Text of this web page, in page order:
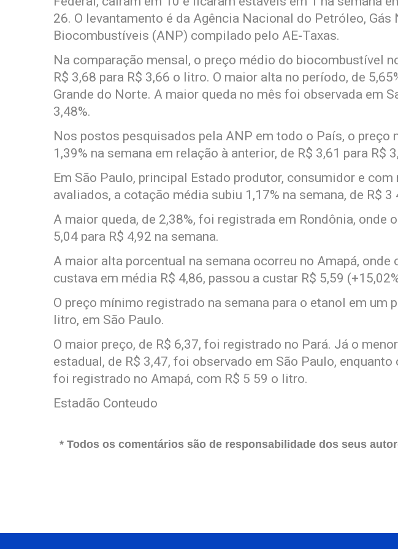
26. O levantamento é da Agência Nacional do Petróleo, Gás
Biocombustíveis (ANP) compilado pelo AE-Taxas.
Na comparação mensal, o preço médio do biocombustível
R$ 3,68 para R$ 3,66 o litro. O maior alta no período, de
Grande do Norte. A maior queda no mês foi observada em
3,48%.
Nos postos pesquisados pela ANP em todo o País, o preço
1,39% na semana em relação à anterior, de R$ 3,61 para R$
Em São Paulo, principal Estado produtor, consumidor e
avaliados, a cotação média subiu 1,17% na semana, de R$ 3
A maior queda, de 2,38%, foi registrada em Rondônia, onde
5,04 para R$ 4,92 na semana.
A maior alta porcentual na semana ocorreu no Amapá, onde
custava em média R$ 4,86, passou a custar R$ 5,59
O preço mínimo registrado na semana para o etanol em um
litro, em São Paulo.
O maior preço, de R$ 6,37, foi registrado no Pará. Já o
estadual, de R$ 3,47, foi observado em São Paulo,
foi registrado no Amapá, com R$ 5 59 o litro.
Estadão Conteudo
* Todos os comentários são de responsabilidade dos seus